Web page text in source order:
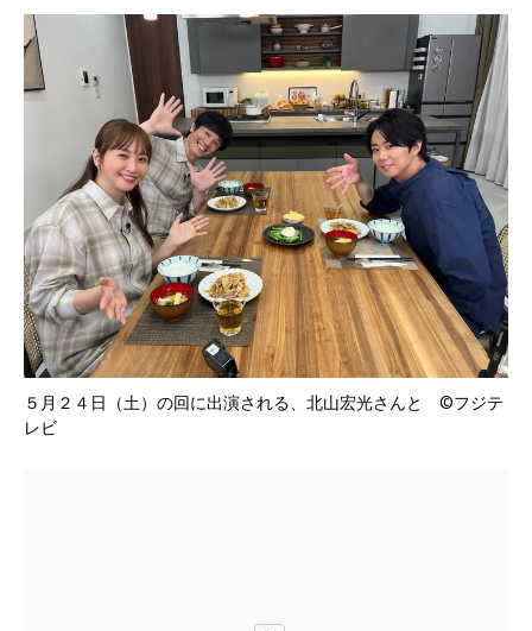
５月２４日（土）の回に出演される、北山宏光さんと ©フジテ
レビ